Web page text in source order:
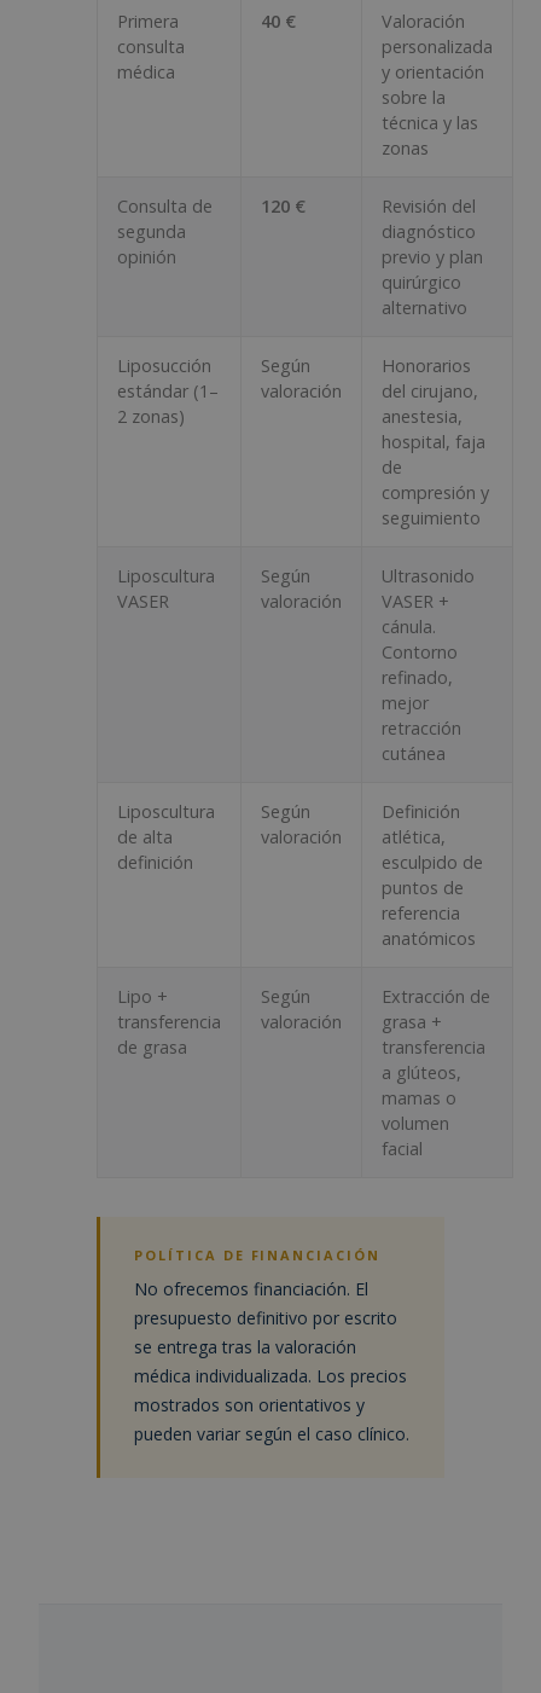
Primera
consulta
médica
40 €
Valoración
personalizada
y orientación
sobre la
técnica y las
zonas
Consulta de
segunda
opinión
120 €
Revisión del
diagnóstico
previo y plan
quirúrgico
alternativo
Liposucción
estándar (1–
2 zonas)
Según
valoración
Honorarios
del cirujano,
anestesia,
hospital, faja
de
compresión y
seguimiento
Liposcultura
VASER
Según
valoración
Ultrasonido
VASER +
cánula.
Contorno
refinado,
mejor
retracción
cutánea
Liposcultura
de alta
definición
Según
valoración
Definición
atlética,
esculpido de
puntos de
referencia
anatómicos
Lipo +
transferencia
de grasa
Según
valoración
Extracción de
grasa +
transferencia
a glúteos,
mamas o
volumen
facial
POLÍTICA DE FINANCIACIÓN
No ofrecemos financiación. El
presupuesto definitivo por escrito
se entrega tras la valoración
médica individualizada. Los precios
mostrados son orientativos y
pueden variar según el caso clínico.